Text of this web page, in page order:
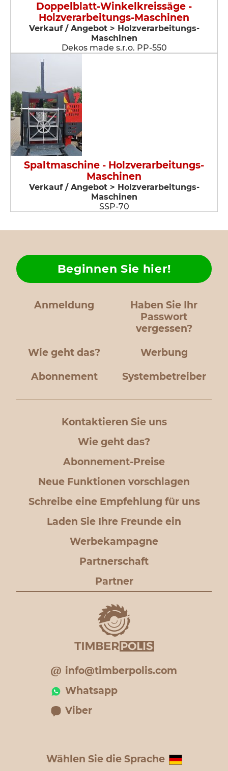
Doppelblatt-Winkelkreissäge -
Holzverarbeitungs-Maschinen
Verkauf / Angebot > Holzverarbeitungs-
Maschinen
Dekos made s.r.o. PP-550
Spaltmaschine - Holzverarbeitungs-
Maschinen
Verkauf / Angebot > Holzverarbeitungs-
Maschinen
SSP-70
Anmeldung
Haben Sie Ihr
Passwort
vergessen?
Wie geht das?
Beginnen Sie hier!
Werbung
Abonnement Systembetreiber
Kontaktieren Sie uns
Wie geht das?
Abonnement-Preise
Neue Funktionen vorschlagen
Schreibe eine Empfehlung für uns
Laden Sie Ihre Freunde ein
Werbekampagne
Partnerschaft
Partner
info@timberpolis.com
Whatsapp
Viber
Wählen Sie die Sprache